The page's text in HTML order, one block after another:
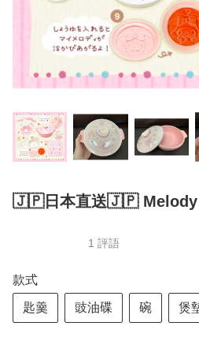
🇯🇵日本直送🇯🇵 Melody
1 評語
款式
匙羹 豉油碟 碗 煲